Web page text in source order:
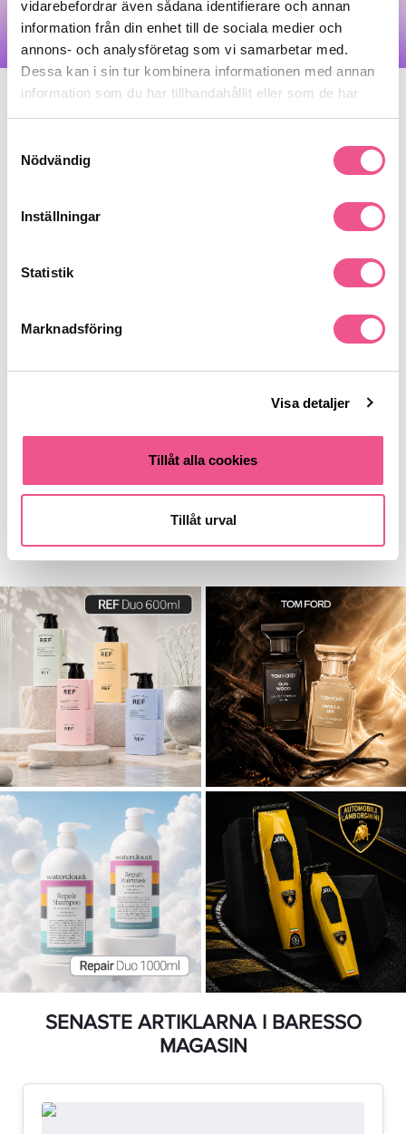
vidarebefordrar även sådana identifierare och annan
information från din enhet till de sociala medier och
annons- och analysföretag som vi samarbetar med.
Dessa kan i sin tur kombinera informationen med annan
information som du har tillhandahållit eller som de har
samlat in när du har använt deras tjänster.
Nödvändig
Inställningar
Statistik
Marknadsföring
Visa detaljer
Tillåt alla cookies
Tillåt urval
LÄGG I VARUKORGEN
119 kr 95,20 kr
LÄGG I VARUKORGEN
SENASTE ARTIKLARNA I BARESSO
MAGASIN